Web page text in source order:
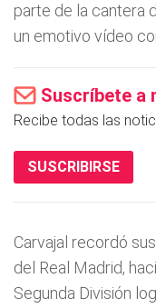
parte de la cantera
un emotivo vídeo
Suscríbete a
Recibe todas las
SUSCRIBIRSE
Carvajal recordó
del Real Madrid,
Segunda División